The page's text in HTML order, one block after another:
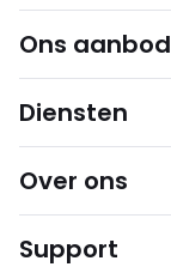
Ons aanbod
Diensten
Over ons
Support